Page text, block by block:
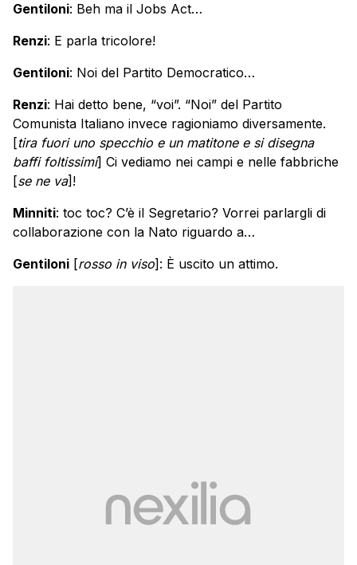
Gentiloni: Beh ma il Jobs Act…
Renzi: E parla tricolore!
Gentiloni: Noi del Partito Democratico…
Renzi: Hai detto bene, “voi”. “Noi” del Partito
Comunista Italiano invece ragioniamo diversamente.
[tira fuori uno specchio e un matitone e si disegna
baffi foltissimi] Ci vediamo nei campi e nelle fabbriche
[se ne va]!
Minniti: toc toc? C’è il Segretario? Vorrei parlargli di
collaborazione con la Nato riguardo a…
Gentiloni [rosso in viso]: È uscito un attimo.